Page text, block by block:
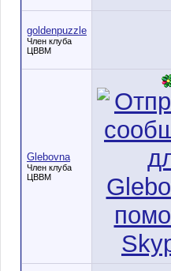
goldenpuzzle
Член клуба
ЦВВМ
Glebovna
Член клуба
ЦВВМ